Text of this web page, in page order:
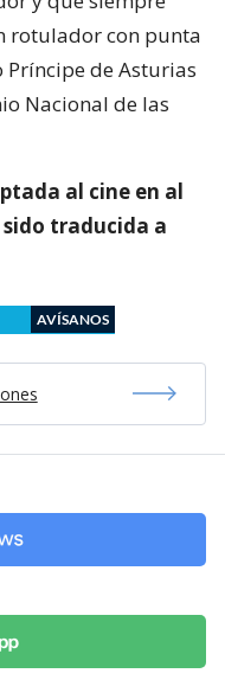
rotulador con punta
Príncipe de Asturias
Nacional de las
al cine en al
sido traducida a
AVÍSANOS